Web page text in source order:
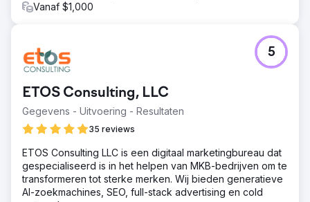
Vanaf $1,000
ETOS Consulting, LLC
Gegevens - Uitvoering - Resultaten
35 reviews
5
ETOS Consulting LLC is een digitaal marketingbureau dat
gespecialiseerd is in het helpen van MKB-bedrijven om te
transformeren tot sterke merken. Wij bieden generatieve
AI-zoekmachines, SEO, full-stack advertising en cold